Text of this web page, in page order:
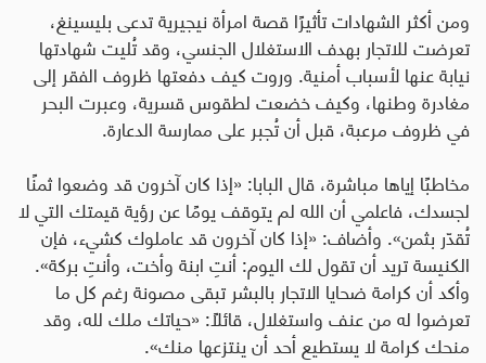
ومن أكثر الشهادات تأثيرًا قصة امرأة نيجيرية تدعى بليسينغ،
تعرضت للاتجار بهدف الاستغلال الجنسي، وقد تُليت شهادتها
نيابة عنها لأسباب أمنية. وروت كيف دفعتها ظروف الفقر إلى
مغادرة وطنها، وكيف خضعت لطقوس قسرية، وعبرت البحر
في ظروف مرعبة، قبل أن تُجبر على ممارسة الدعارة.
مخاطبًا إياها مباشرة، قال البابا: «إذا كان آخرون قد وضعوا ثمنًا
لجسدك، فاعلمي أن الله لم يتوقف يومًا عن رؤية قيمتك التي لا
تُقدّر بثمن». وأضاف: «إذا كان آخرون قد عاملوك كشيء، فإن
الكنيسة تريد أن تقول لك اليوم: أنتِ ابنة وأخت، وأنتِ بركة».
وأكد أن كرامة ضحايا الاتجار بالبشر تبقى مصونة رغم كل ما
تعرضوا له من عنف واستغلال، قائلًا: «حياتك ملك لله، وقد
منحك كرامة لا يستطيع أحد أن ينتزعها منك».